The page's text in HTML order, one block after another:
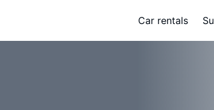
Car rentals